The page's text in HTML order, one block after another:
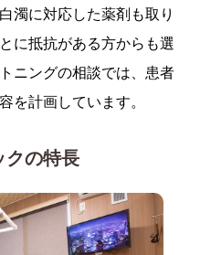
濁に対応した薬剤も取り
に抵抗がある方からも選
ニングの相談では、患者
を計画しています。
クの特長